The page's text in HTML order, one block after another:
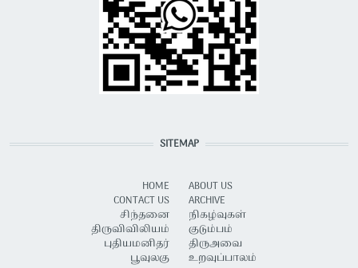
SITEMAP
HOME
CONTACT US
சிந்தனை
திருவிவிலியம்
புதியமனிதர்
பூவுலகு
ABOUT US
ARCHIVE
நிகழ்வுகள்
குடும்பம்
திருஅவை
உறவுப்பாலம்